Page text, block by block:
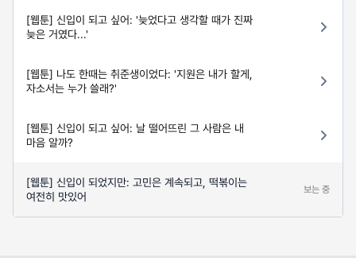
[웹툰] 신입이 되고 싶어: '늦었다고 생각할 때가 진짜
늦은 거였다...'
[웹툰] 나도 한때는 취준생이었다: '지원은 내가 할게,
자소서는 누가 쓸래?'
[웹툰] 신입이 되고 싶어: 날 떨어뜨린 그 사람은 내
마음 알까?
[웹툰] 신입이 되었지만: 고민은 계속되고, 떡볶이는
여전히 맛있어
보는 중